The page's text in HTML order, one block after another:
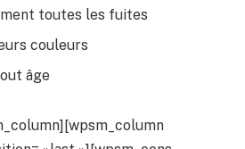
toutes les fuites
couleurs
âge